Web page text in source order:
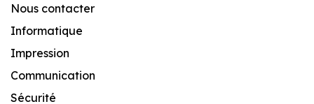
Nous contacter
Informatique
Impression
Communication
Sécurité